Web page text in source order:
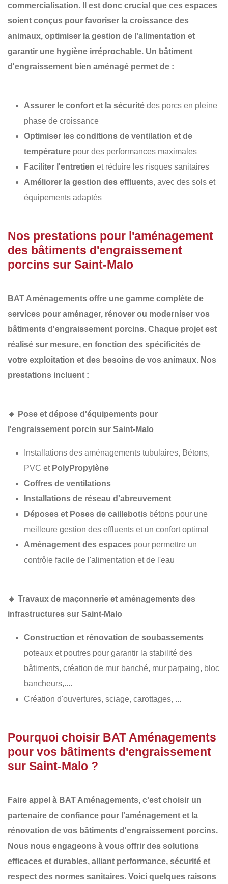
commercialisation. Il est donc crucial que ces espaces
soient conçus pour favoriser la croissance des
animaux, optimiser la gestion de l'alimentation et
garantir une hygiène irréprochable. Un bâtiment
d'engraissement bien aménagé permet de :
Assurer le confort et la sécurité des porcs en pleine
phase de croissance
Optimiser les conditions de ventilation et de
température pour des performances maximales
Faciliter l'entretien et réduire les risques sanitaires
Améliorer la gestion des effluents, avec des sols et
équipements adaptés
Nos prestations pour l'aménagement
des bâtiments d'engraissement
porcins sur Saint-Malo
BAT Aménagements offre une gamme complète de
services pour aménager, rénover ou moderniser vos
bâtiments d'engraissement porcins. Chaque projet est
réalisé sur mesure, en fonction des spécificités de
votre exploitation et des besoins de vos animaux. Nos
prestations incluent :
🔹 Pose et dépose d'équipements pour
l'engraissement porcin sur Saint-Malo
Installations des aménagements tubulaires, Bétons,
PVC et PolyPropylène
Coffres de ventilations
Installations de réseau d'abreuvement
Déposes et Poses de caillebotis bétons pour une
meilleure gestion des effluents et un confort optimal
Aménagement des espaces pour permettre un
contrôle facile de l'alimentation et de l'eau
🔹 Travaux de maçonnerie et aménagements des
infrastructures sur Saint-Malo
Construction et rénovation de soubassements
poteaux et poutres pour garantir la stabilité des
bâtiments, création de mur banché, mur parpaing, bloc
bancheurs,....
Création d'ouvertures, sciage, carottages, ...
Pourquoi choisir BAT Aménagements
pour vos bâtiments d'engraissement
sur Saint-Malo ?
Faire appel à BAT Aménagements, c'est choisir un
partenaire de confiance pour l'aménagement et la
rénovation de vos bâtiments d'engraissement porcins.
Nous nous engageons à vous offrir des solutions
efficaces et durables, alliant performance, sécurité et
respect des normes sanitaires. Voici quelques raisons